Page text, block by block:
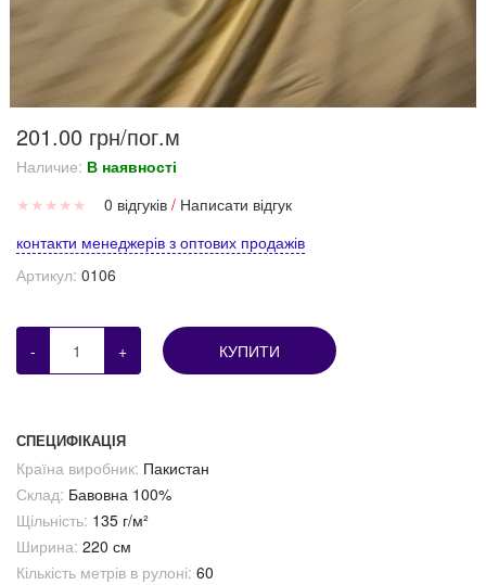
201.00 грн/пог.м
Наличие: В наявності
★ ★ ★ ★ ★ 0 відгуків / Написати відгук
контакти менеджерів з оптових продажів
Артикул: 0106
- + КУПИТИ
СПЕЦИФІКАЦІЯ
Країна виробник: Пакистан
Склад: Бавовна 100%
Щільність: 135 г/м²
Ширина: 220 см
Кількість метрів в рулоні: 60